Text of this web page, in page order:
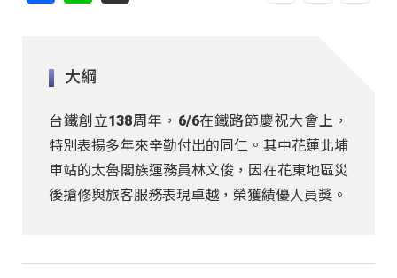
大綱
台鐵創立138周年，6/6在鐵路節慶祝大會上，
特別表揚多年來辛勤付出的同仁。其中花蓮北埔
車站的太魯閣族運務員林文俊，因在花東地區災
後搶修與旅客服務表現卓越，榮獲績優人員獎。